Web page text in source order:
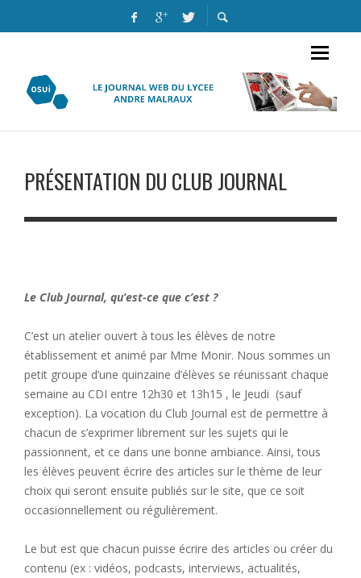
PRÉSENTATION DU CLUB JOURNAL
Le Club Journal, qu’est-ce que c’est ?
C’est un atelier ouvert à tous les élèves de notre
établissement et animé par Mme Monir. Nous sommes un
petit groupe d’une quinzaine d’élèves se réunissant chaque
semaine au CDI entre 12h30 et 13h15 , le Jeudi (sauf
exception). La vocation du Club Journal est de permettre à
chacun de s’exprimer librement sur les sujets qui le
passionnent, et ce dans une bonne ambiance. Ainsi, tous
les élèves peuvent écrire des articles sur le thème de leur
choix qui seront ensuite publiés sur le site, que ce soit
occasionnellement ou régulièrement.
Le but est que chacun puisse écrire des articles ou créer du
contenu (ex : vidéos, podcasts, interviews, actualités,